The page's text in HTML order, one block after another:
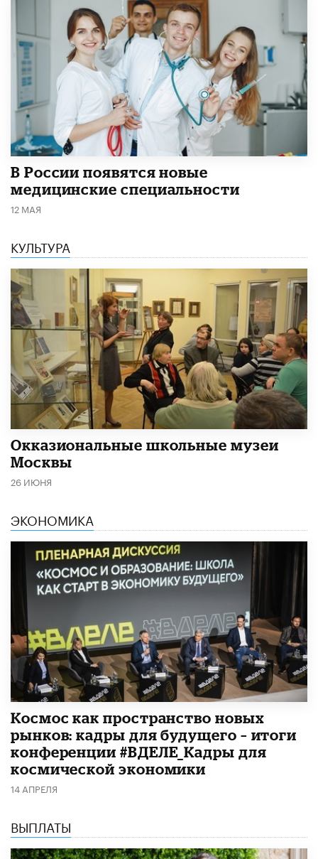
В России появятся новые
медицинские специальности
12 МАЯ
КУЛЬТУРА
​Окказиональные школьные музеи
Москвы
26 ИЮНЯ
ЭКОНОМИКА
Космос как пространство новых
рынков: кадры для будущего – итоги
конференции #ВДЕЛЕ_Кадры для
космической экономики
14 АПРЕЛЯ
ВЫПЛАТЫ